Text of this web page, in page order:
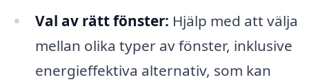
Val av rätt fönster: Hjälp med att välja
mellan olika typer av fönster, inklusive
energieffektiva alternativ, som kan